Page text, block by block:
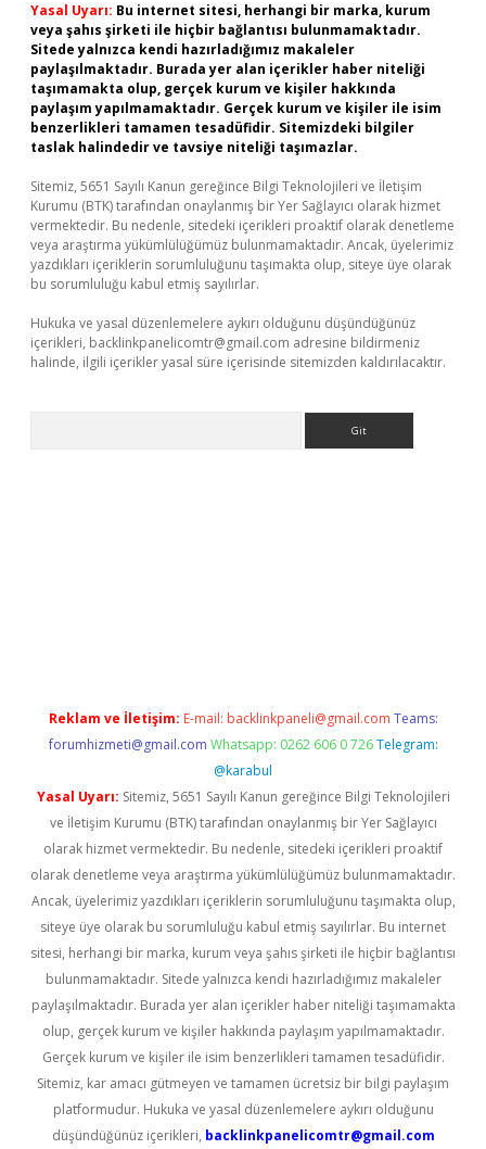
Yasal Uyarı: Bu internet sitesi, herhangi bir marka, kurum
veya şahıs şirketi ile hiçbir bağlantısı bulunmamaktadır.
Sitede yalnızca kendi hazırladığımız makaleler
paylaşılmaktadır. Burada yer alan içerikler haber niteliği
taşımamakta olup, gerçek kurum ve kişiler hakkında
paylaşım yapılmamaktadır. Gerçek kurum ve kişiler ile isim
benzerlikleri tamamen tesadüfidir. Sitemizdeki bilgiler
taslak halindedir ve tavsiye niteliği taşımazlar.
Sitemiz, 5651 Sayılı Kanun gereğince Bilgi Teknolojileri ve İletişim
Kurumu (BTK) tarafından onaylanmış bir Yer Sağlayıcı olarak hizmet
vermektedir. Bu nedenle, sitedeki içerikleri proaktif olarak denetleme
veya araştırma yükümlülüğümüz bulunmamaktadır. Ancak, üyelerimiz
yazdıkları içeriklerin sorumluluğunu taşımakta olup, siteye üye olarak
bu sorumluluğu kabul etmiş sayılırlar.
Hukuka ve yasal düzenlemelere aykırı olduğunu düşündüğünüz
içerikleri, backlinkpanelicomtr@gmail.com adresine bildirmeniz
halinde, ilgili içerikler yasal süre içerisinde sitemizden kaldırılacaktır.
Reklam ve İletişim: E-mail: backlinkpaneli@gmail.com Teams:
forumhizmeti@gmail.com Whatsapp: 0262 606 0 726 Telegram:
@karabul
Yasal Uyarı: Sitemiz, 5651 Sayılı Kanun gereğince Bilgi Teknolojileri
ve İletişim Kurumu (BTK) tarafından onaylanmış bir Yer Sağlayıcı
olarak hizmet vermektedir. Bu nedenle, sitedeki içerikleri proaktif
olarak denetleme veya araştırma yükümlülüğümüz bulunmamaktadır.
Ancak, üyelerimiz yazdıkları içeriklerin sorumluluğunu taşımakta olup,
siteye üye olarak bu sorumluluğu kabul etmiş sayılırlar. Bu internet
sitesi, herhangi bir marka, kurum veya şahıs şirketi ile hiçbir bağlantısı
bulunmamaktadır. Sitede yalnızca kendi hazırladığımız makaleler
paylaşılmaktadır. Burada yer alan içerikler haber niteliği taşımamakta
olup, gerçek kurum ve kişiler hakkında paylaşım yapılmamaktadır.
Gerçek kurum ve kişiler ile isim benzerlikleri tamamen tesadüfidir.
Sitemiz, kar amacı gütmeyen ve tamamen ücretsiz bir bilgi paylaşım
platformudur. Hukuka ve yasal düzenlemelere aykırı olduğunu
düşündüğünüz içerikleri, backlinkpanelicomtr@gmail.com